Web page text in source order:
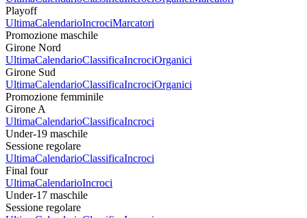
Playoff
UltimaCalendarioIncrociMarcatori
Promozione maschile
Girone Nord
UltimaCalendarioClassificaIncrociOrganici
Girone Sud
UltimaCalendarioClassificaIncrociOrganici
Promozione femminile
Girone A
UltimaCalendarioClassificaIncroci
Under-19 maschile
Sessione regolare
UltimaCalendarioClassificaIncroci
Final four
UltimaCalendarioIncroci
Under-17 maschile
Sessione regolare